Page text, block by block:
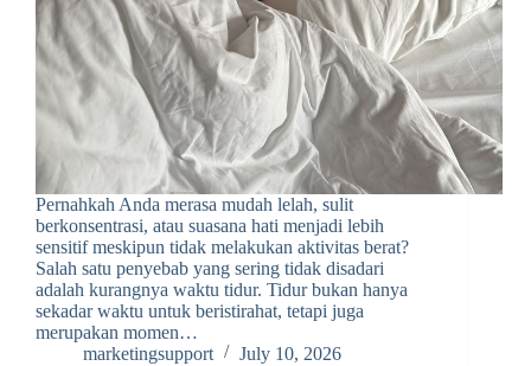
Pernahkah Anda merasa mudah lelah, sulit
berkonsentrasi, atau suasana hati menjadi lebih
sensitif meskipun tidak melakukan aktivitas berat?
Salah satu penyebab yang sering tidak disadari
adalah kurangnya waktu tidur. Tidur bukan hanya
sekadar waktu untuk beristirahat, tetapi juga
merupakan momen…
marketingsupport
July 10, 2026